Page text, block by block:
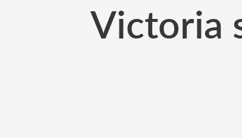
Victoria